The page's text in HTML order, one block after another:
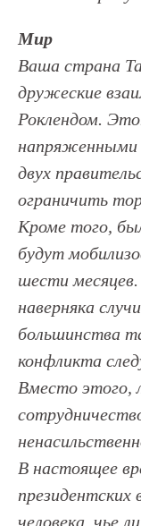
Мир
Ваша страна
дружеские
Роклендом.
напряженными
двух
ограничить
Кроме того,
будут
шести
наверняка
большинства
конфликта
Вместо этого,
В настоящее
президентских
человека, чье